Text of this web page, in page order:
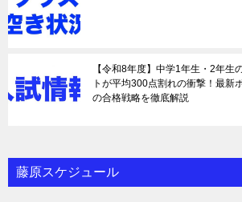
【令和8年度】中学1年生・2年生
トが平均300点割れの衝撃！最新
の合格戦略を徹底解説
藤原スケジュール